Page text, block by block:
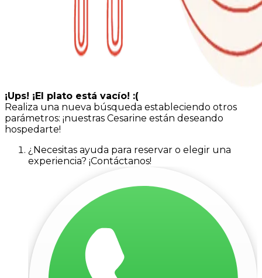
¡Ups! ¡El plato está vacío! :(
Realiza una nueva búsqueda estableciendo otros
parámetros: ¡nuestras Cesarine están deseando
hospedarte!
¿Necesitas ayuda para reservar o elegir una
experiencia? ¡Contáctanos!